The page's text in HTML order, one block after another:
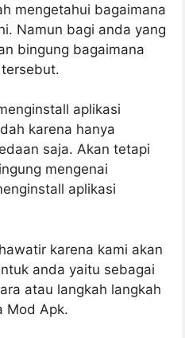
mengetahui bagaimana
Namun bagi anda yang
bingung bagaimana
aplikasi
karena hanya
saja. Akan tetapi
mengenai
aplikasi
karena kami akan
anda yaitu sebagai
atau langkah langkah
Mod Apk.